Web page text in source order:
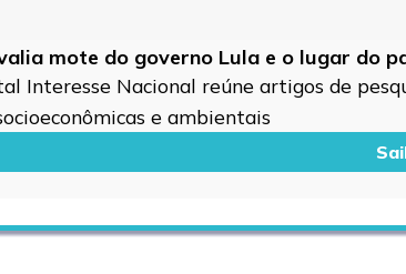
mote do governo Lula e o lugar do
Interesse Nacional reúne artigos de
e ambientais